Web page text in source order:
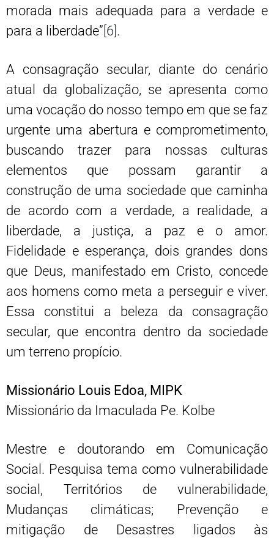
morada mais adequada para a verdade e
para a liberdade” [6].
A consagração secular, diante do cenário
atual da globalização, se apresenta como
uma vocação do nosso tempo em que se faz
urgente uma abertura e comprometimento,
buscando trazer para nossas culturas
elementos que possam garantir a
construção de uma sociedade que caminha
de acordo com a verdade, a realidade, a
liberdade, a justiça, a paz e o amor.
Fidelidade e esperança, dois grandes dons
que Deus, manifestado em Cristo, concede
aos homens como meta a perseguir e viver.
Essa constitui a beleza da consagração
secular, que encontra dentro da sociedade
um terreno propício.
Missionário Louis Edoa, MIPK
Missionário da Imaculada Pe. Kolbe
Mestre e doutorando em Comunicação
Social. Pesquisa tema como vulnerabilidade
social, Territórios de vulnerabilidade,
Mudanças climáticas; Prevenção e
mitigação de Desastres ligados às